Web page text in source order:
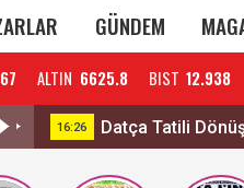
GÜNDEM
ALTIN 6625.8 BIST 12.938
16:26 Datça Tatili